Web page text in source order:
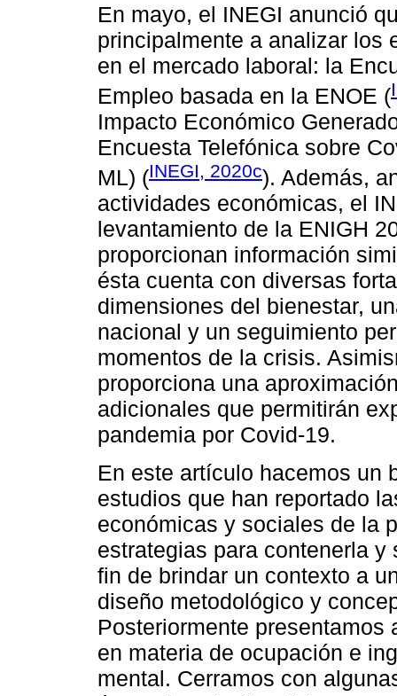
En mayo, el INEGI anunció
principalmente a analizar los
en el mercado laboral: la
Empleo basada en la ENOE (
Impacto Económico
Encuesta Telefónica sobre
ML) (INEGI, 2020c). Además,
actividades económicas, el
levantamiento de la ENIGH
proporcionan información
ésta cuenta con diversas
dimensiones del bienestar,
nacional y un seguimiento
momentos de la crisis.
proporciona una
adicionales que permitirán
pandemia por Covid-19.
En este artículo hacemos un
estudios que han reportado
económicas y sociales de la
estrategias para contenerla
fin de brindar un contexto a
diseño metodológico y
Posteriormente
en materia de ocupación e
mental. Cerramos con